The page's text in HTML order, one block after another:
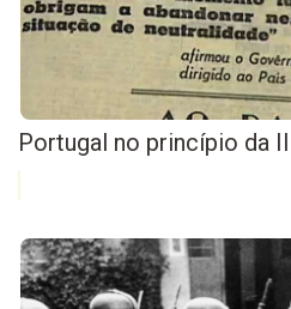
Portugal no princípio da